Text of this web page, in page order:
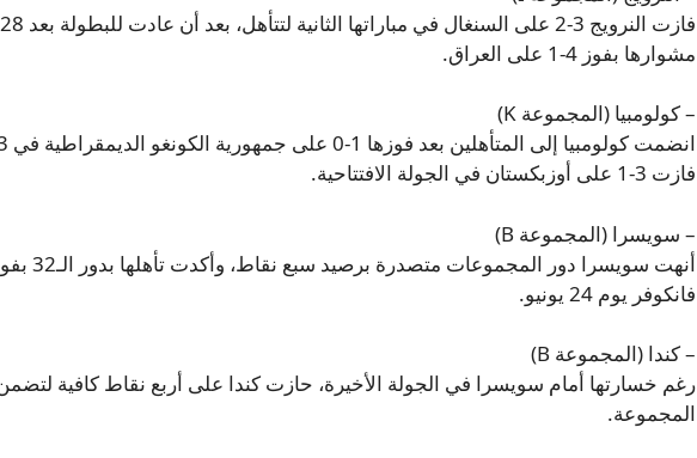
مشوارها بفوز 4-1 على العراق.
– كولومبيا (المجموعة K)
فازت 3-1 على أوزبكستان في الجولة الافتتاحية.
– سويسرا (المجموعة B)
فانكوفر يوم 24 يونيو.
– كندا (المجموعة B)
رغم خسارتها أمام سويسرا في الجولة الأخيرة، حازت كندا على أربع نقاط كافية
المجموعة.